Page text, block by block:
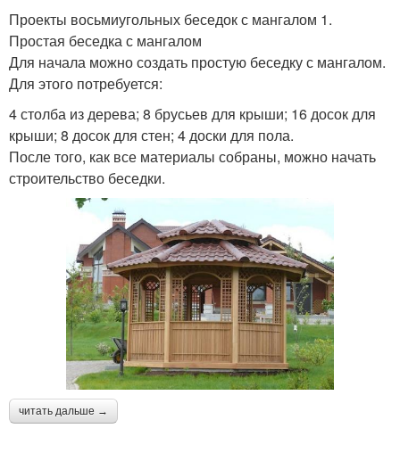
Проекты восьмиугольных беседок с мангалом 1.
Простая беседка с мангалом
Для начала можно создать простую беседку с мангалом.
Для этого потребуется:
4 столба из дерева; 8 брусьев для крыши; 16 досок для
крыши; 8 досок для стен; 4 доски для пола.
После того, как все материалы собраны, можно начать
строительство беседки.
читать дальше →